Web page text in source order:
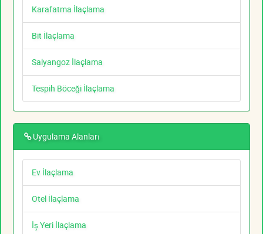
Karafatma İlaçlama
Bit İlaçlama
Salyangoz İlaçlama
Tespih Böceği İlaçlama
Uygulama Alanları
Ev İlaçlama
Otel İlaçlama
İş Yeri İlaçlama